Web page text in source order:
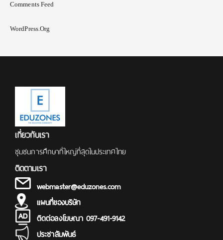
Comments Feed
WordPress.org
เกี่ยวกับเรา
ชุมชนการศึกษาที่ใหญ่ที่สุดในประเทศไทย
ติดตามเรา
webmaster@eduzones.com
แผนที่ของบริษัท
ติดต่อลงโฆษณา 097-491-9142
ประชาสัมพันธ์